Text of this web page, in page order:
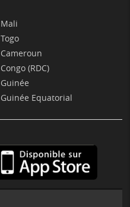
Mali
Togo
Cameroun
Congo (RDC)
Guinée
Guinée Equatorial